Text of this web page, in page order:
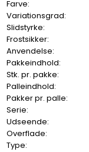
Farve:
Variationsgrad:
Slidstyrke:
Frostsikker:
Anvendelse:
Pakkeindhold:
Stk. pr. pakke:
Palleindhold:
Pakker pr. palle:
Serie:
Udseende:
Overflade:
Type: